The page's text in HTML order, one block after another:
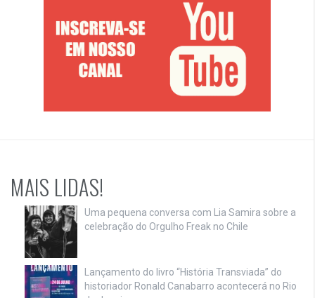
MAIS LIDAS!
Uma pequena conversa com Lia Samira sobre a
celebração do Orgulho Freak no Chile
Lançamento do livro “História Transviada” do
historiador Ronald Canabarro acontecerá no Rio